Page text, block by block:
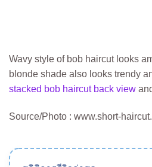
Wavy style of bob haircut looks
blonde shade also looks trendy
stacked bob haircut back view
Source/Photo : www.short-